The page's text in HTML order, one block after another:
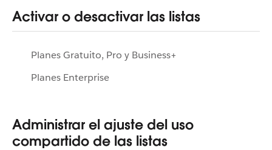
Activar o desactivar las listas
Planes Gratuito, Pro y Business+
Planes Enterprise
Administrar el ajuste del uso
compartido de las listas